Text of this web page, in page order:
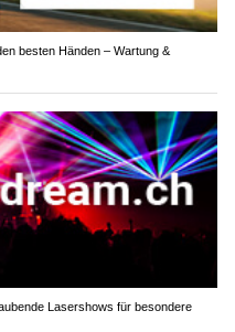
besten Händen – Wartung &
Lasershows für besondere